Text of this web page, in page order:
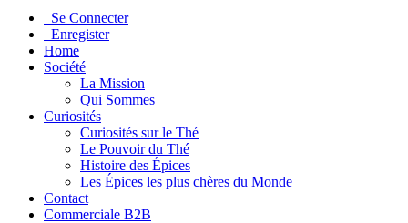
Se Connecter
Enregister
Home
Société
La Mission
Qui Sommes
Curiosités
Curiosités sur le Thé
Le Pouvoir du Thé
Histoire des Épices
Les Épices les plus chères du Monde
Contact
Commerciale B2B